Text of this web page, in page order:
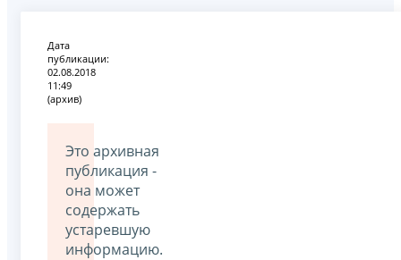
Дата
публикации:
02.08.2018
11:49
(архив)
Это архивная
публикация -
она может
содержать
устаревшую
информацию.